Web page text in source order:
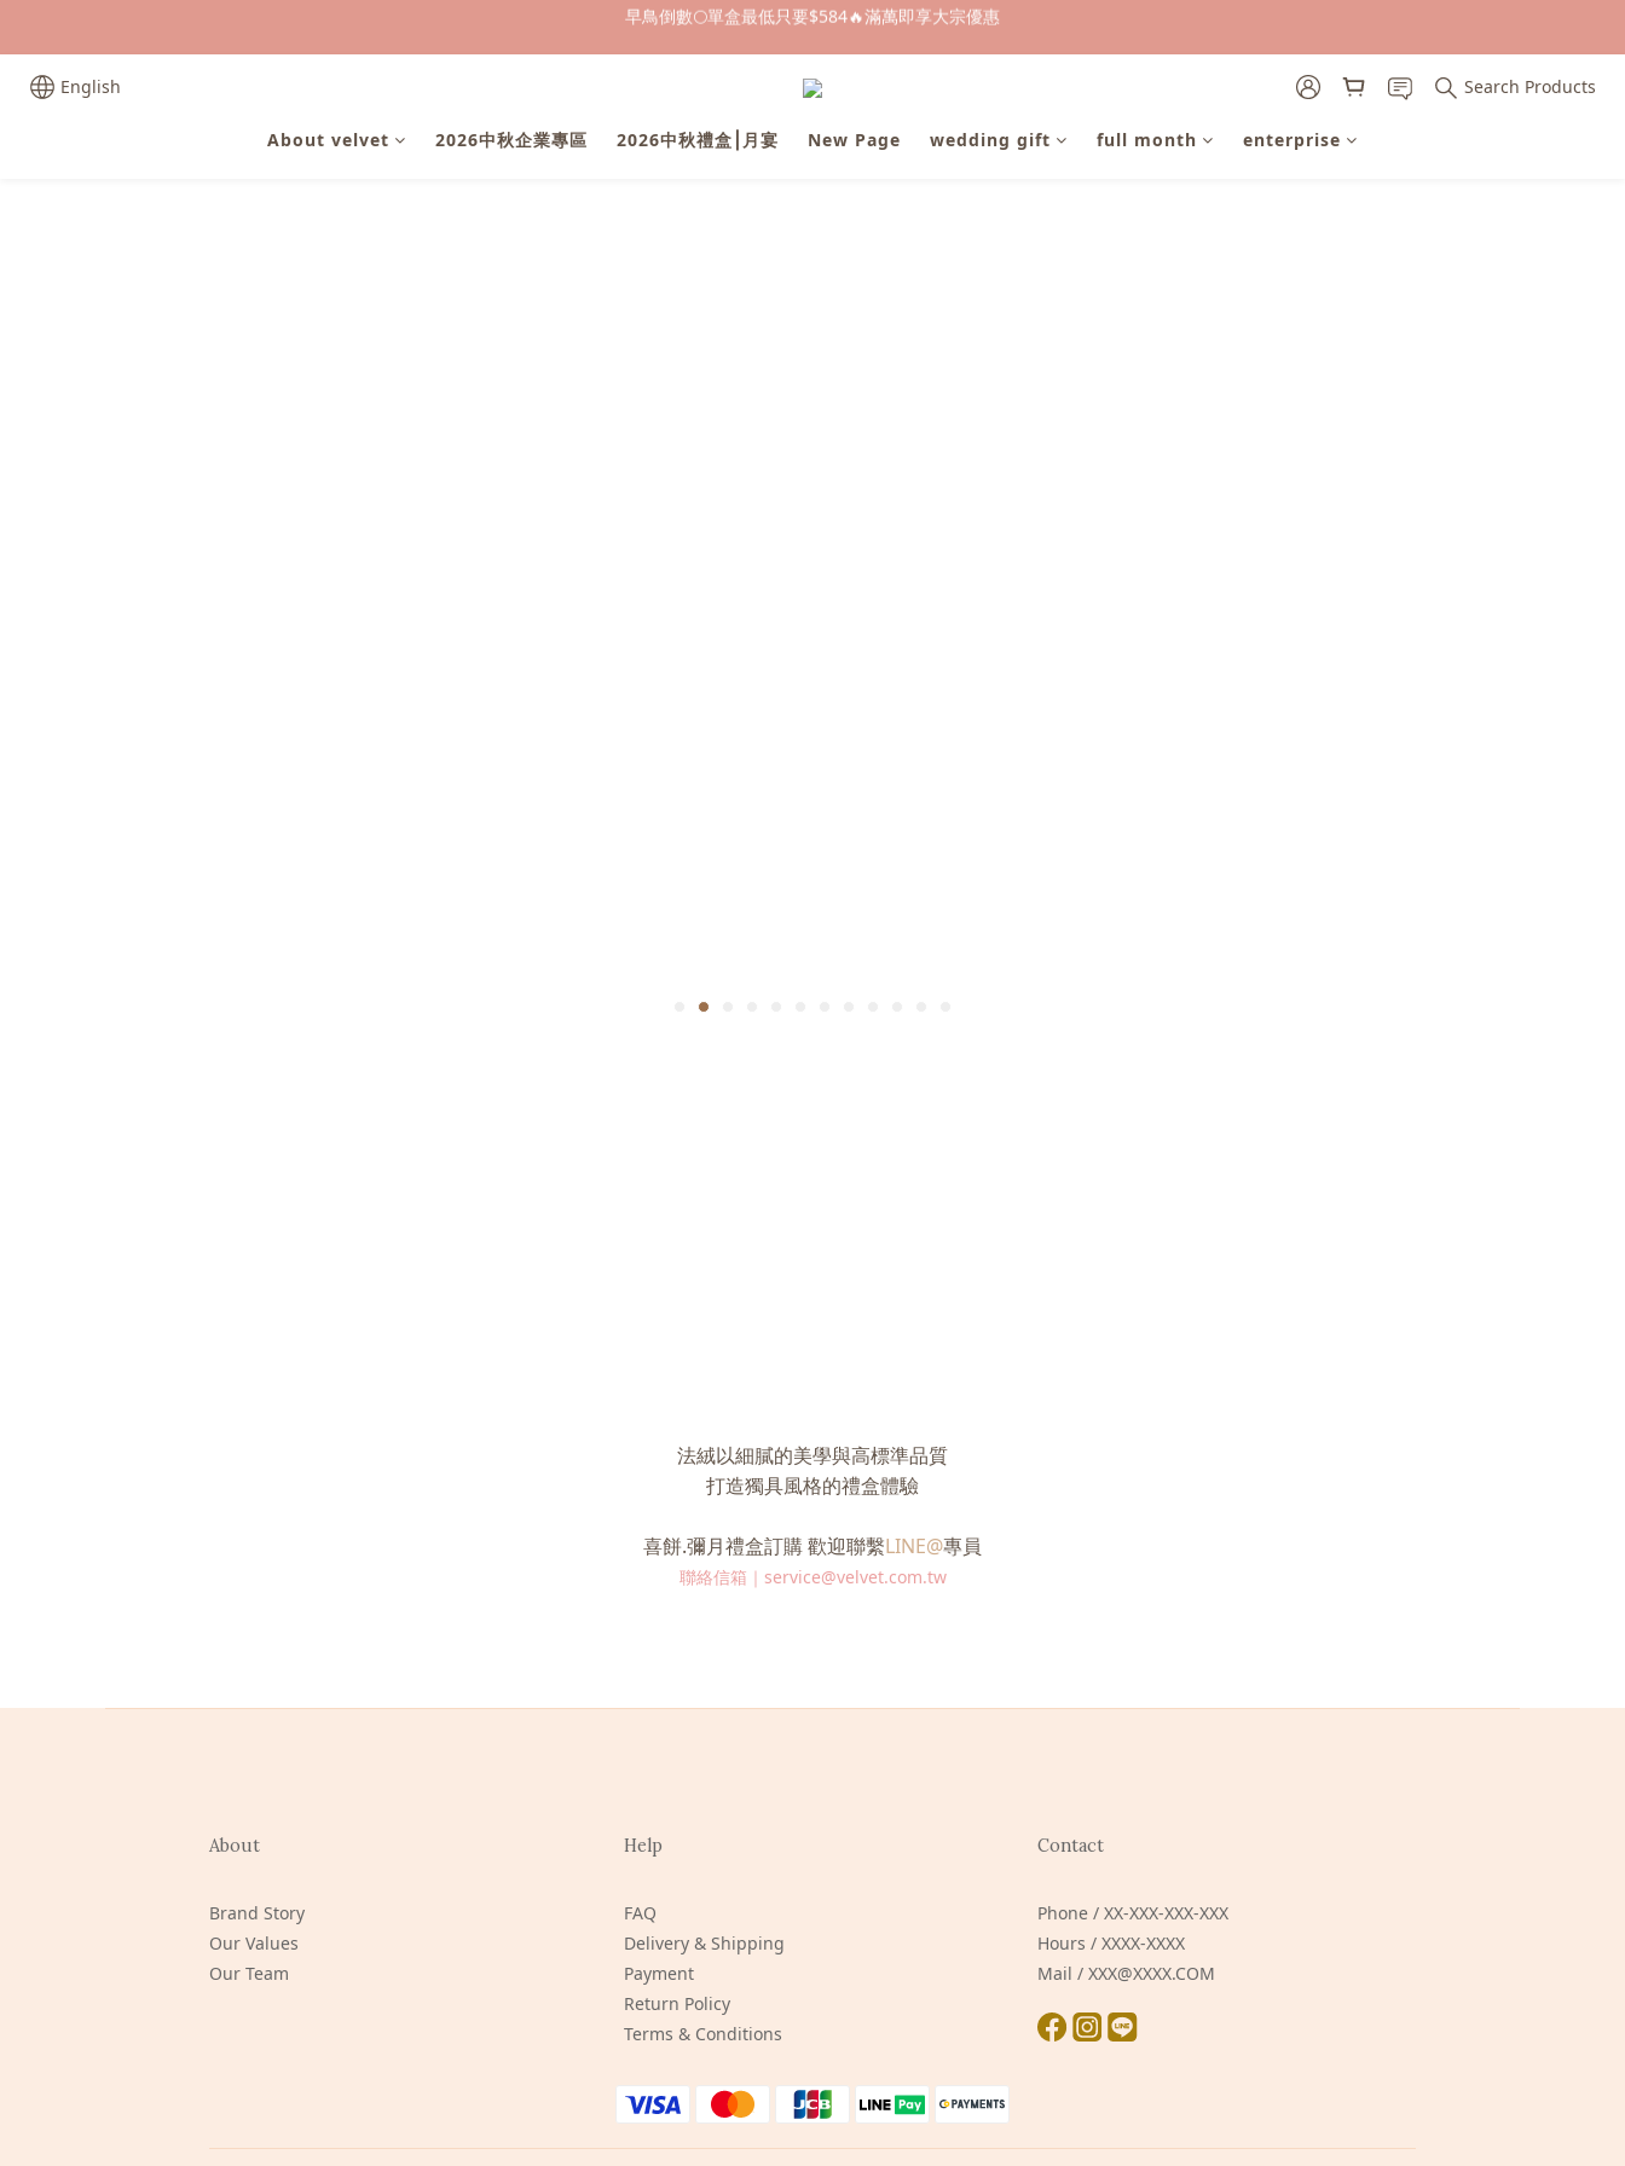
早鳥倒數🌕單盒最低只要$584🔥滿萬即享大宗優惠
即日起～8/31 下訂喜餅送「拍拍印電子喜帖」💖
快閃優惠⏰ 馬年寶寶專屬試吃禮遇｜輸碼現折$100
早鳥倒數🌕單盒最低只要$584🔥滿萬即享大宗優惠
English Search Products
About velvet 2026中秋企業專區 2026中秋禮盒⎮月宴 New Page wedding gift full month enterprise
法絨以細膩的美學與高標準品質
打造獨具風格的禮盒體驗
喜餅.彌月禮盒訂購 歡迎聯繫LINE@專員
聯絡信箱｜service@velvet.com.tw
About
Brand Story
Our Values
Our Team
Help
FAQ
Delivery & Shipping
Payment
Return Policy
Terms & Conditions
Contact
Phone / XX-XXX-XXX-XXX
Hours / XXXX-XXXX
Mail / XXX@XXXX.COM